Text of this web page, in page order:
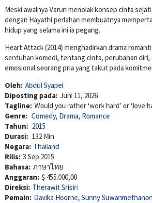
Meski awalnya Varun menolak konsep cinta
dengan Hayathi perlahan membuatnya
hidup yang selama ini ia pegang.
Heart Attack (2014) menghadirkan drama
sentuhan komedi, tentang cinta, perubahan diri,
emosional seorang pria yang takut pada
Oleh: Abdul Syapei
Diposting pada: Juni 11, 2026
Tagline: Would you rather ‘work hard’ or ‘love
Genre: Comedy, Drama, Romance
Tahun: 2015
Durasi: 132 Min
Negara: Thailand
Rilis: 3 Sep 2015
Bahasa: ภาษาไทย
Anggaran: $ 455.000,00
Direksi: Therawit Srisiri
Pemain: Davika Hoorne, Sunny Suwanmethanon